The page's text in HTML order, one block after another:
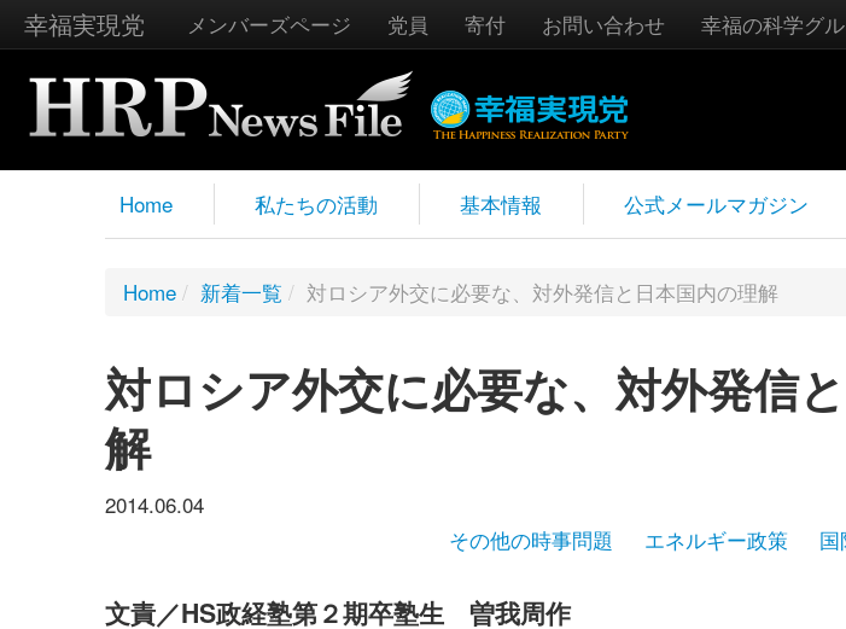
幸福実現党 メンバーズページ 党員 寄付 お問い合わせ 幸福の科学グ
Home 私たちの活動 基本情報 公式メールマガジン
Home / 新着一覧 / 対ロシア外交に必要な、対外発信と日本国内の理解
対ロシア外交に必要な、対外発信
解
2014.06.04
その他の時事問題
エネルギー政策
文責／HS政経塾第２期卒塾生 曽我周作